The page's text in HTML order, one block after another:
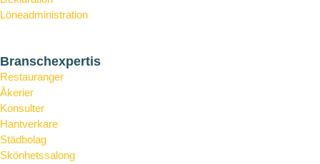
Löneadministration
Branschexpertis
Restauranger
Åkerier
Konsulter
Hantverkare
Städbolag
Skönhetssalong